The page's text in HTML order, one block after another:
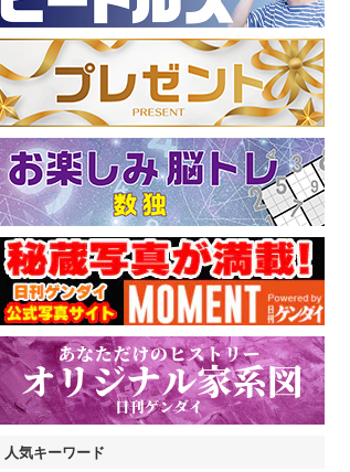
人気キーワード